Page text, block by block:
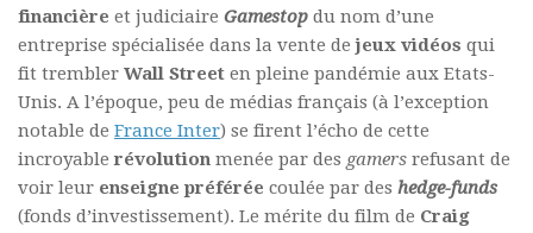
financière et judiciaire Gamestop du nom d’une
entreprise spécialisée dans la vente dejeux vidéos qui
fit trembler Wall Street en pleine pandémie aux Etats-
Unis. A l’époque, peu de médias français (à l’exception
notable de France Inter) se firent l’écho de cette
incroyablerévolution menée par des gamers refusant de
voir leur enseigne préférée coulée par des hedge-funds
(fonds d’investissement). Le mérite du film de Craig